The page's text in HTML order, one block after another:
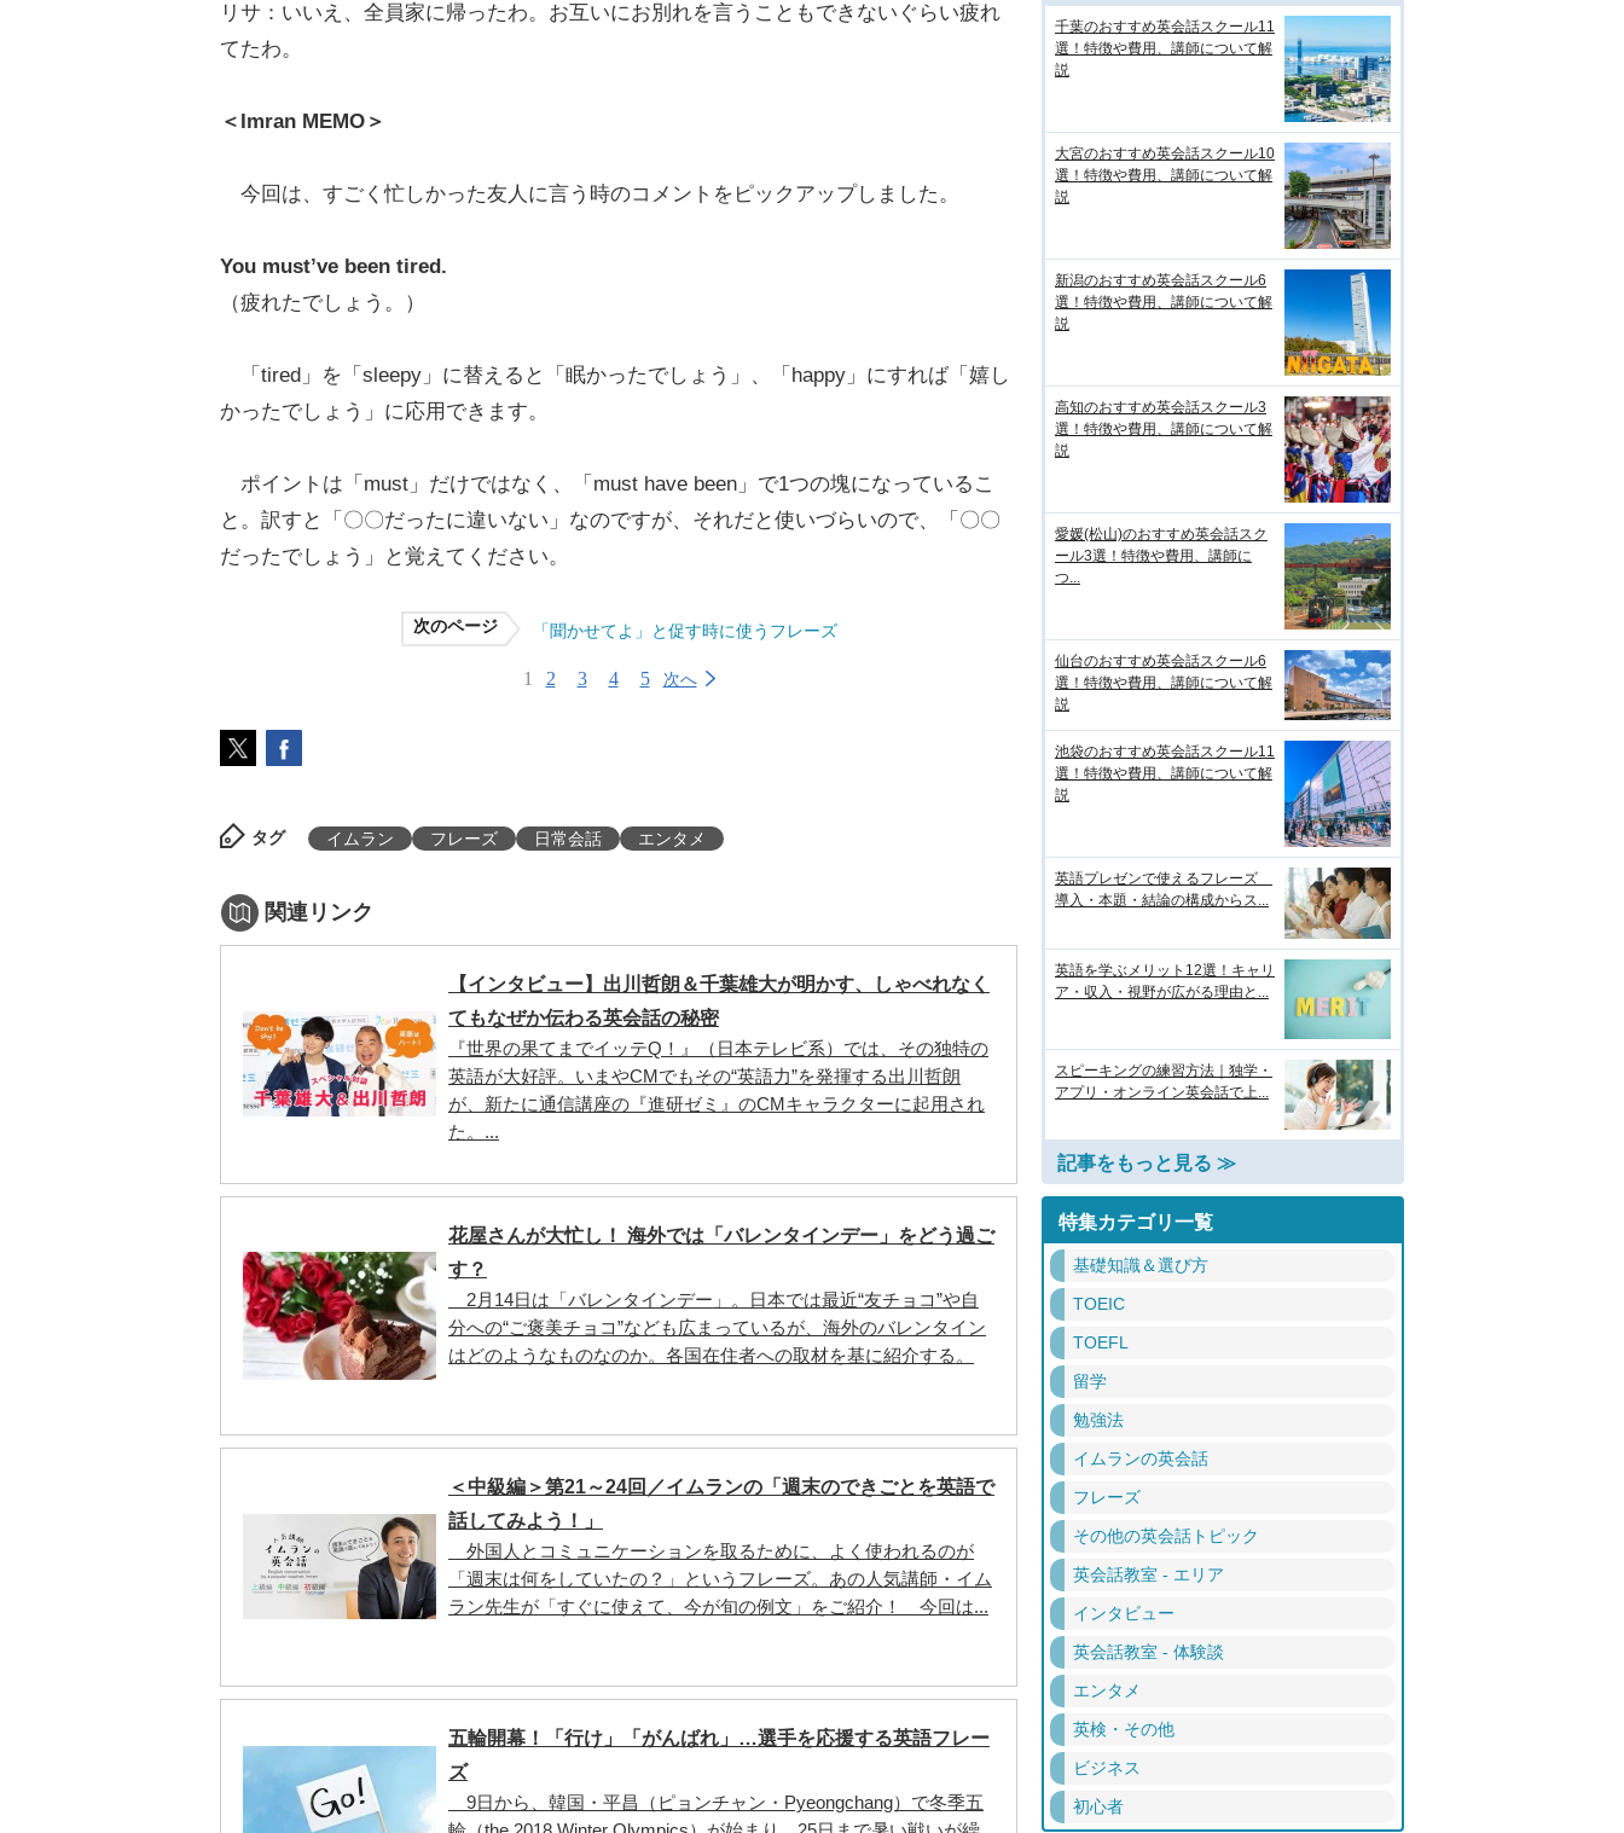
リサ：いいえ、全員家に帰ったわ。お互いにお別れを言うこともできないぐらい疲れ
てたわ。
＜Imran MEMO＞
今回は、すごく忙しかった友人に言う時のコメントをピックアップしました。
You must’ve been tired.
（疲れたでしょう。）
「tired」を「sleepy」に替えると「眠かったでしょう」、「happy」にすれば「嬉し
かったでしょう」に応用できます。
ポイントは「must」だけではなく、「must have been」で1つの塊になっているこ
と。訳すと「〇〇だったに違いない」なのですが、それだと使いづらいので、「〇〇
だったでしょう」と覚えてください。
次のページ 「聞かせてよ」と促す時に使うフレーズ
1 2 3 4 5 次へ
タグ イムラン フレーズ 日常会話 エンタメ
関連リンク
【インタビュー】出川哲朗＆千葉雄大が明かす、しゃべれなく
てもなぜか伝わる英会話の秘密
『世界の果てまでイッテQ！』（日本テレビ系）では、その独特の
英語が大好評。いまやCMでもその“英語力”を発揮する出川哲朗
が、新たに通信講座の『進研ゼミ』のCMキャラクターに起用され
た。...
花屋さんが大忙し！ 海外では「バレンタインデー」をどう過ご
す？
2月14日は「バレンタインデー」。日本では最近“友チョコ”や自
分への“ご褒美チョコ”なども広まっているが、海外のバレンタイン
はどのようなものなのか。各国在住者への取材を基に紹介する。
＜中級編＞第21～24回／イムランの「週末のできごとを英語で
話してみよう！」
外国人とコミュニケーションを取るために、よく使われるのが
「週末は何をしていたの？」というフレーズ。あの人気講師・イム
ラン先生が「すぐに使えて、今が旬の例文」をご紹介！ 今回は...
五輪開幕！「行け」「がんばれ」…選手を応援する英語フレー
ズ
9日から、韓国・平昌（ピョンチャン・Pyeongchang）で冬季五
千葉のおすすめ英会話スクール11
選！特徴や費用、講師について解
説
大宮のおすすめ英会話スクール10
選！特徴や費用、講師について解
説
新潟のおすすめ英会話スクール6
選！特徴や費用、講師について解
説
高知のおすすめ英会話スクール3
選！特徴や費用、講師について解
説
愛媛(松山)のおすすめ英会話スク
ール3選！特徴や費用、講師に
つ...
仙台のおすすめ英会話スクール6
選！特徴や費用、講師について解
説
池袋のおすすめ英会話スクール11
選！特徴や費用、講師について解
説
英語プレゼンで使えるフレーズ
導入・本題・結論の構成からス...
英語を学ぶメリット12選！キャリ
ア・収入・視野が広がる理由と...
スピーキングの練習方法｜独学・
アプリ・オンライン英会話で上...
記事をもっと見る ≫
特集カテゴリ一覧
基礎知識＆選び方
TOEIC
TOEFL
留学
勉強法
イムランの英会話
フレーズ
その他の英会話トピック
英会話教室 - エリア
インタビュー
英会話教室 - 体験談
エンタメ
英検・その他
ビジネス
初心者